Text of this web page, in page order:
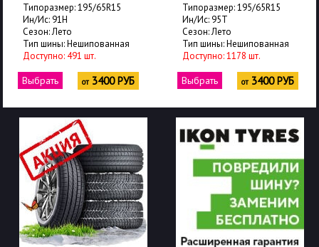
Типоразмер: 195/65R15
Ин/Ис: 91H
Сезон: Лето
Тип шины: Нешипованная
Доступно: 491 шт.
Выбрать от3400 РУБ
Типоразмер: 195/65R15
Ин/Ис: 95T
Сезон: Лето
Тип шины: Нешипованная
Доступно: 1178 шт.
Выбрать от3400 РУБ